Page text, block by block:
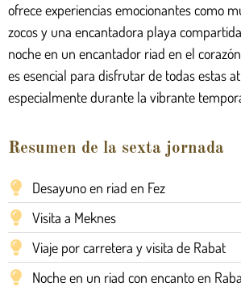
ofrece experiencias emocionantes como
zocos y una encantadora playa
noche en un encantador riad en el
es esencial para disfrutar de todas estas
especialmente durante la vibrante
Resumen de la sexta jornada
Desayuno en riad en Fez
Visita a Meknes
Viaje por carretera y visita de Rabat
Noche en un riad con encanto en